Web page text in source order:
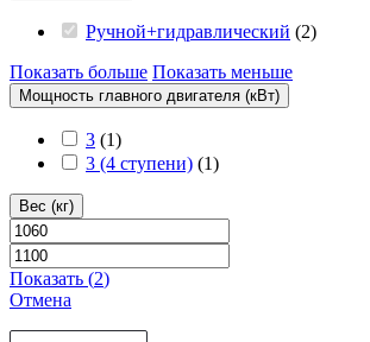
Ручной+гидравлический (2)
Показать больше Показать меньше
Мощность главного двигателя (кВт)
3 (1)
3 (4 ступени) (1)
Вес (кг)
Показать (2)
Отмена